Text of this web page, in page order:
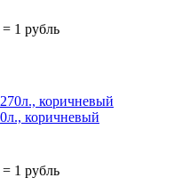
1 рубль
коричневый
1 рубль